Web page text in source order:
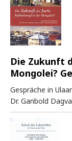
Die Zukunft
Mongolei?
Gespräche in
Dr. Ganbold